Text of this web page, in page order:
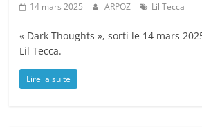
14 mars 2025 ARPOZ Lil Tecca
« Dark Thoughts », sorti le 14 mars
Lil Tecca.
Lire la suite